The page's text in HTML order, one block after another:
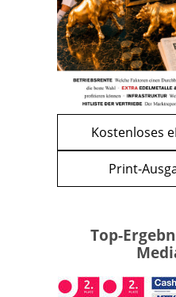
Kind
mehr
Kostenloses
Print-
Top-